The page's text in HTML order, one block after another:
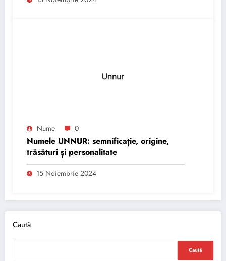
Nume 0
Numele UNNUR: semnificație, origine,
trăsături și personalitate
15 Noiembrie 2024
Caută
Caută